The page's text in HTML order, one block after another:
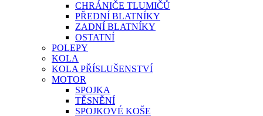
CHRÁNIČE TLUMIČŮ
PŘEDNÍ BLATNÍKY
ZADNÍ BLATNÍKY
OSTATNÍ
POLEPY
KOLA
KOLA PŘÍSLUŠENSTVÍ
MOTOR
SPOJKA
TĚSNĚNÍ
SPOJKOVÉ KOŠE